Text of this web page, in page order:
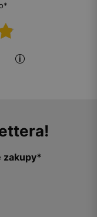
zakupy*